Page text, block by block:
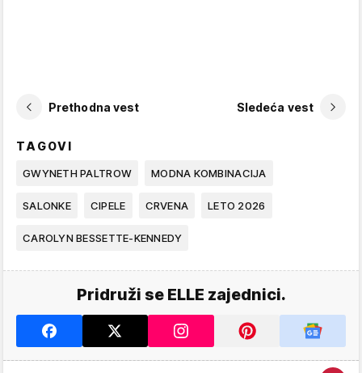
Prethodna vest Sledeća vest
TAGOVI
GWYNETH PALTROW MODNA KOMBINACIJA
SALONKE CIPELE CRVENA LETO 2026
CAROLYN BESSETTE-KENNEDY
Pridruži se ELLE zajednici.